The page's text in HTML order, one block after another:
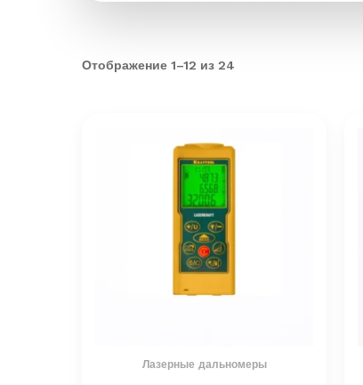
Отображение 1–12 из 24
Лазерные дальномеры